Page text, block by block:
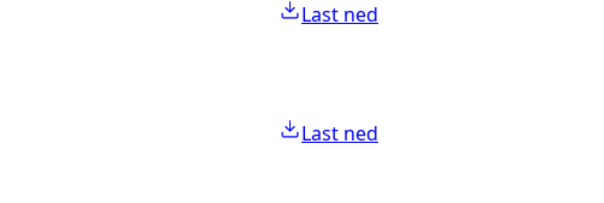
Last ned
Last ned